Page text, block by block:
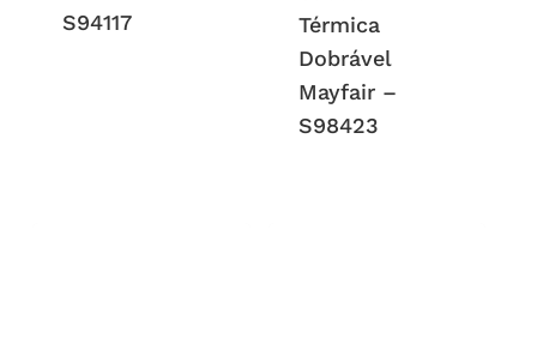
S94117
Térmica
Dobrável
Mayfair –
S98423